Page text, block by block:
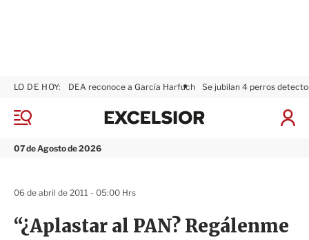
M
n
07 de Agosto de 2026
LO DE HOY: DEA reconoce a García Harfuch Se jubilan 4 perros
I
e
x
“¿Aplastar al PAN? Regálenme
06 de abril de 2011 - 05:00 Hrs